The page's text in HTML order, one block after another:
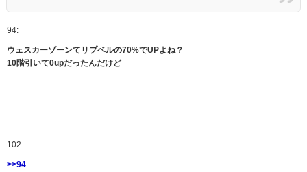
94:
ウェスカーゾーンてリプベルの70%でUPよね？
10階引いて0upだったんだけど
102:
>>94